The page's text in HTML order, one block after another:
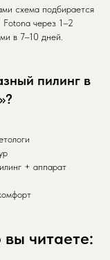
схема подбирается
Fotona через 1–2
в 7–10 дней.
пилинг в
+ аппарат
вы читаете: